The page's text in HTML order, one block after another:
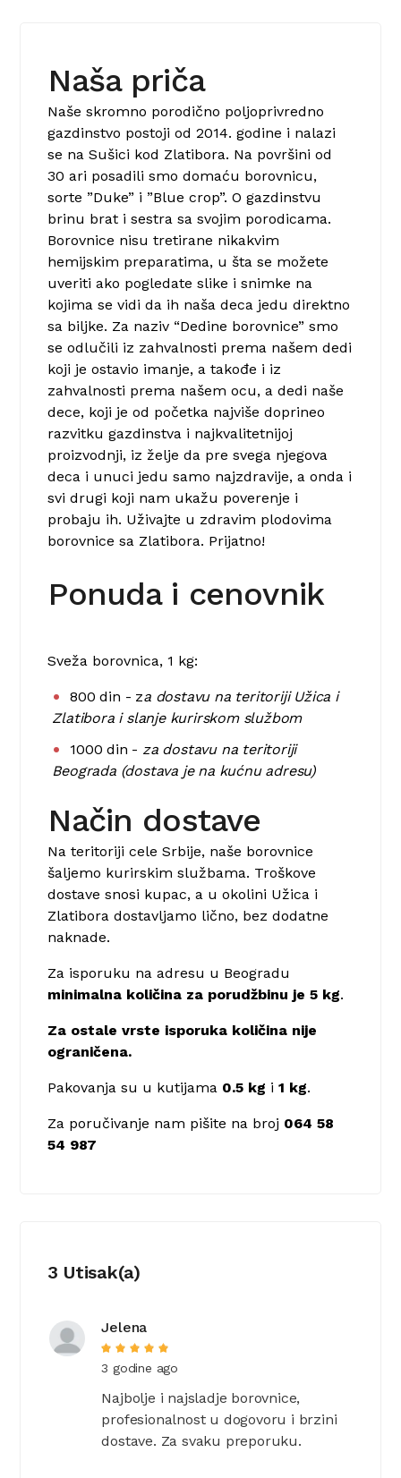
Naša priča
Naše skromno porodično poljoprivredno
gazdinstvo postoji od 2014. godine i nalazi
se na Sušici kod Zlatibora. Na površini od
30 ari posadili smo domaću borovnicu,
sorte ”Duke” i ”Blue crop”. O gazdinstvu
brinu brat i sestra sa svojim porodicama.
Borovnice nisu tretirane nikakvim
hemijskim preparatima, u šta se možete
uveriti ako pogledate slike i snimke na
kojima se vidi da ih naša deca jedu direktno
sa biljke. Za naziv “Dedine borovnice” smo
se odlučili iz zahvalnosti prema našem dedi
koji je ostavio imanje, a takođe i iz
zahvalnosti prema našem ocu, a dedi naše
dece, koji je od početka najviše doprineo
razvitku gazdinstva i najkvalitetnijoj
proizvodnji, iz želje da pre svega njegova
deca i unuci jedu samo najzdravije, a onda i
svi drugi koji nam ukažu poverenje i
probaju ih. Uživajte u zdravim plodovima
borovnice sa Zlatibora. Prijatno!
Ponuda i cenovnik
Sveža borovnica, 1 kg:
800 din - za dostavu na teritoriji Užica i
Zlatibora i slanje kurirskom službom
1000 din - za dostavu na teritoriji
Beograda (dostava je na kućnu adresu)
Način dostave
Na teritoriji cele Srbije, naše borovnice
šaljemo kurirskim službama. Troškove
dostave snosi kupac, a u okolini Užica i
Zlatibora dostavljamo lično, bez dodatne
naknade.
Za isporuku na adresu u Beogradu
minimalna količina za porudžbinu je 5 kg.
Za ostale vrste isporuka količina nije
ograničena.
Pakovanja su u kutijama 0.5 kg i1 kg.
Za poručivanje nam pišite na broj 064 58
54 987
3 Utisak(a)
Jelena
3 godine ago
Najbolje i najsladje borovnice,
profesionalnost u dogovoru i brzini
dostave. Za svaku preporuku.